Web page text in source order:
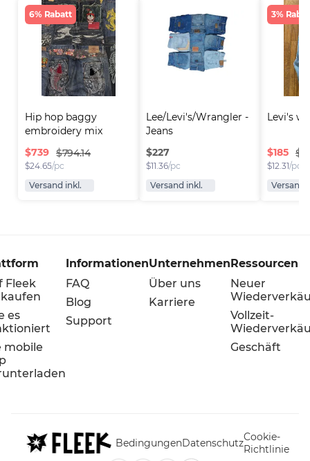
6% Rabatt
Hip hop baggy
embroidery mix
brande..
$739 $794.14
$24.65/pc
Versand inkl.
Lee/Levi's/Wrangler -
Jeans
$227
$11.36/pc
Versand inkl.
3%
Levi's
$185
$12.31/pc
Versand
Fleek
es
mobile
Informationen
FAQ
Blog
Support
Unternehmen
Über uns
Karriere
Ressourcen
Neuer
Vollzeit-
Geschäft
BedingungenDatenschutzCookie-
Richtlinie